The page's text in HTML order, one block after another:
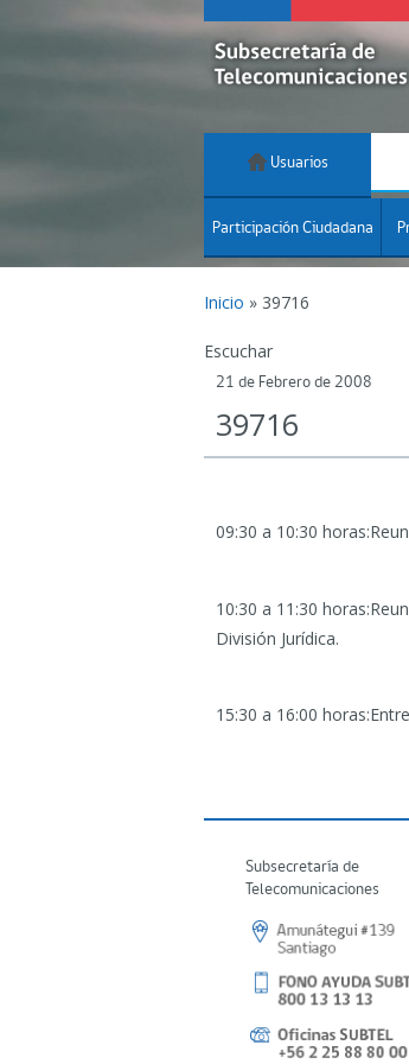
Usuarios
Participación Ciudadana
Inicio » 39716
Escuchar
21 de Febrero de 2008
39716
09:30 a 10:30
10:30 a 11:30
División Jurídica.
15:30 a 16:00
Subsecretaría de
Telecomunicaciones